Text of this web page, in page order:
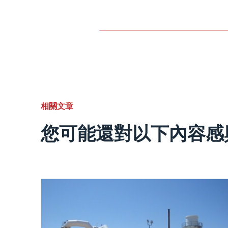
相關文章
您可能還對以下內容